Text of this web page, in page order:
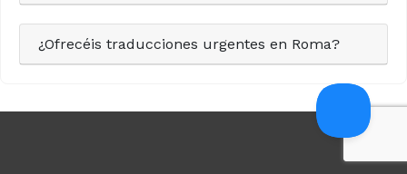
¿Ofrecéis traducciones urgentes en Roma?